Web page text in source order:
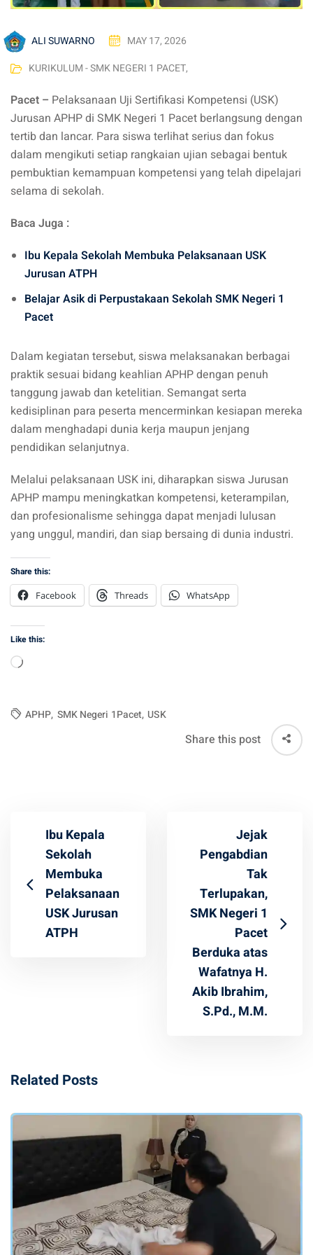
ALI SUWARNO
MAY 17, 2026
KURIKULUM - SMK NEGERI 1 PACET,
Pacet – Pelaksanaan Uji Sertifikasi Kompetensi (USK)
Jurusan APHP di SMK Negeri 1 Pacet berlangsung dengan
tertib dan lancar. Para siswa terlihat serius dan fokus
dalam mengikuti setiap rangkaian ujian sebagai bentuk
pembuktian kemampuan kompetensi yang telah dipelajari
selama di sekolah.
Baca Juga :
Ibu Kepala Sekolah Membuka Pelaksanaan USK
Jurusan ATPH
Belajar Asik di Perpustakaan Sekolah SMK Negeri 1
Pacet
Dalam kegiatan tersebut, siswa melaksanakan berbagai
praktik sesuai bidang keahlian APHP dengan penuh
tanggung jawab dan ketelitian. Semangat serta
kedisiplinan para peserta mencerminkan kesiapan mereka
dalam menghadapi dunia kerja maupun jenjang
pendidikan selanjutnya.
Melalui pelaksanaan USK ini, diharapkan siswa Jurusan
APHP mampu meningkatkan kompetensi, keterampilan,
dan profesionalisme sehingga dapat menjadi lulusan
yang unggul, mandiri, dan siap bersaing di dunia industri.
Share this:
Facebook
Threads WhatsApp
Like this:
Loading…
APHP, SMK Negeri 1Pacet, USK
Share this post
Ibu Kepala
Sekolah
Membuka
Pelaksanaan
USK Jurusan
ATPH
Jejak
Pengabdian
Tak
Terlupakan,
SMK Negeri 1
Pacet
Berduka atas
Wafatnya H.
Akib Ibrahim,
S.Pd., M.M.
Related Posts